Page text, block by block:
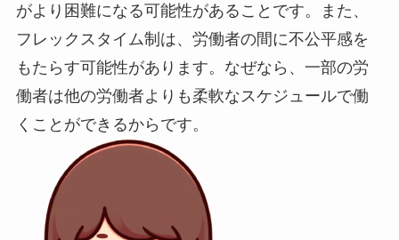
がより困難になる可能性があることです。また、
フレックスタイム制は、労働者の間に不公平感を
もたらす可能性があります。なぜなら、一部の労
働者は他の労働者よりも柔軟なスケジュールで働
くことができるからです。